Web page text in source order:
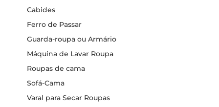
Cabides
Ferro de Passar
Guarda-roupa ou Armário
Máquina de Lavar Roupa
Roupas de cama
Sofá-Cama
Varal para Secar Roupas